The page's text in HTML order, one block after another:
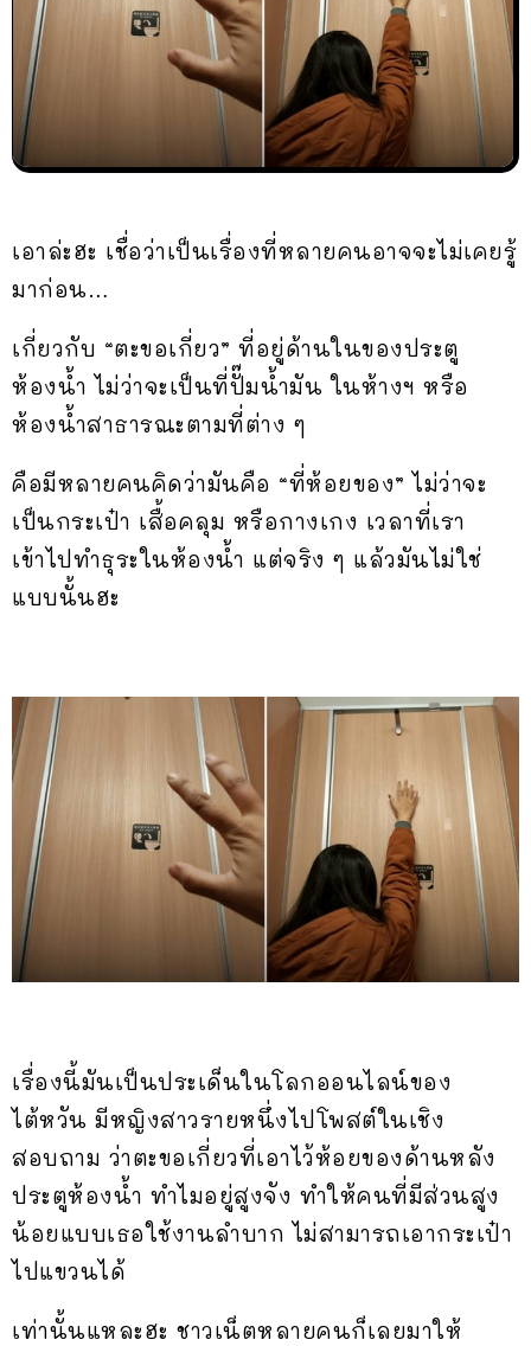
เอาล่ะฮะ เชื่อว่าเป็นเรื่องที่หลายคนอาจจะไม่เคยรู้
มาก่อน…
เกี่ยวกับ “ตะขอเกี่ยว” ที่อยู่ด้านในของประตู
ห้องน้ำ ไม่ว่าจะเป็นที่ปั๊มน้ำมัน ในห้างฯ หรือ
ห้องน้ำสาธารณะตามที่ต่าง ๆ
คือมีหลายคนคิดว่ามันคือ “ที่ห้อยของ” ไม่ว่าจะ
เป็นกระเป๋า เสื้อคลุม หรือกางเกง เวลาที่เรา
เข้าไปทำธุระในห้องน้ำ แต่จริง ๆ แล้วมันไม่ใช่
แบบนั้นฮะ
เรื่องนี้มันเป็นประเด็นในโลกออนไลน์ของ
ไต้หวัน มีหญิงสาวรายหนึ่งไปโพสต์ในเชิง
สอบถาม ว่าตะขอเกี่ยวที่เอาไว้ห้อยของด้านหลัง
ประตูห้องน้ำ ทำไมอยู่สูงจัง ทำให้คนที่มีส่วนสูง
น้อยแบบเธอใช้งานลำบาก ไม่สามารถเอากระเป๋า
ไปแขวนได้
เท่านั้นแหละฮะ ชาวเน็ตหลายคนก็เลยมาให้